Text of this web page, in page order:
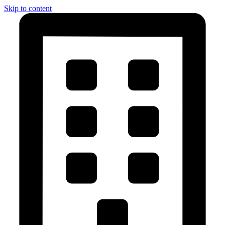
Skip to content